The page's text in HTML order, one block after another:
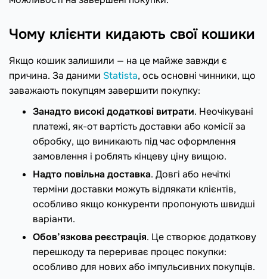
Чому клієнти кидають свої кошики
Якщо кошик залишили — на це майже завжди є
причина. За даними Statista, ось основні чинники, що
заважають покупцям завершити покупку:
Занадто високі додаткові витрати. Неочікувані
платежі, як-от вартість доставки або комісії за
обробку, що виникають під час оформлення
замовлення і роблять кінцеву ціну вищою.
Надто повільна доставка. Довгі або нечіткі
терміни доставки можуть відлякати клієнтів,
особливо якщо конкуренти пропонують швидші
варіанти.
Обов’язкова реєстрація. Це створює додаткову
перешкоду та перериває процес покупки:
особливо для нових або імпульсивних покупців.